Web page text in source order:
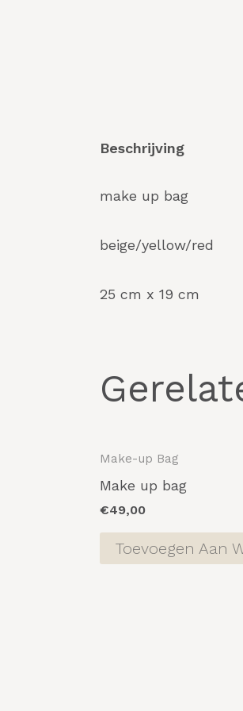
Beschrijving
make up bag
beige/yellow/red
25 cm x 19 cm
Make-up Bag
Make up bag
€49,00
Toevoegen Aan